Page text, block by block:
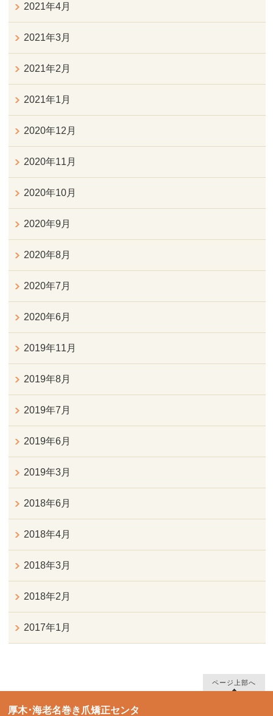
2021年4月
2021年3月
2021年2月
2021年1月
2020年12月
2020年11月
2020年10月
2020年9月
2020年8月
2020年7月
2020年6月
2019年11月
2019年8月
2019年7月
2019年6月
2019年3月
2018年6月
2018年4月
2018年3月
2018年2月
2017年1月
ページ上部へ
厚木･海老名巻き爪矯正センタ